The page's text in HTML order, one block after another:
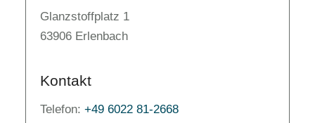
Glanzstoffplatz 1
63906 Erlenbach
Kontakt
Telefon: +49 6022 81-2668